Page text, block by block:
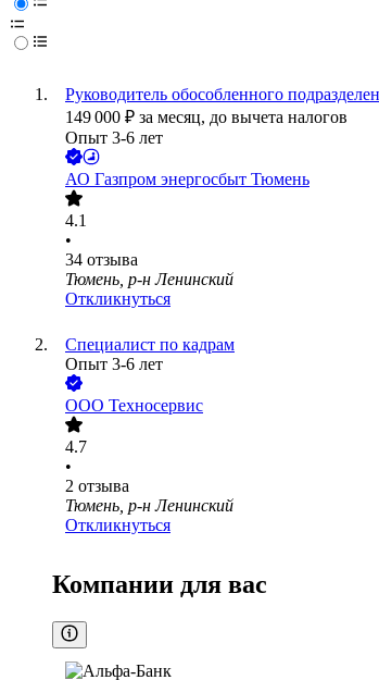
Руководитель обособленного
149 000 ₽ за месяц, до вычета налогов
Опыт 3-6 лет
АО Газпром энергосбыт Тюмень
4.1
•
34 отзыва
Тюмень, р-н Ленинский
Откликнуться
Специалист по кадрам
Опыт 3-6 лет
ООО Техносервис
4.7
•
2 отзыва
Тюмень, р-н Ленинский
Откликнуться
Компании для вас